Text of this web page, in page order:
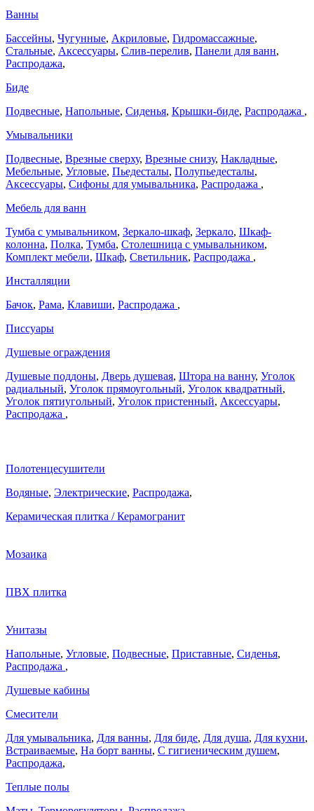
Ванны
Бассейны, Чугунные, Акриловые, Гидромассажные,
Стальные, Аксессуары, Слив-перелив, Панели для ванн,
Распродажа,
Биде
Подвесные, Напольные, Сиденья, Крышки-биде, Распродажа ,
Умывальники
Подвесные, Врезные сверху, Врезные снизу, Накладные,
Мебельные, Угловые, Пьедесталы, Полупьедесталы,
Аксессуары, Сифоны для умывальника, Распродажа ,
Мебель для ванн
Тумба с умывальником, Зеркало-шкаф, Зеркало, Шкаф-
колонна, Полка, Тумба, Столешница с умывальником,
Комплект мебели, Шкаф, Светильник, Распродажа ,
Инсталляции
Бачок, Рама, Клавиши, Распродажа ,
Писсуары
Душевые ограждения
Душевые поддоны, Дверь душевая, Штора на ванну, Уголок
радиальный, Уголок прямоугольный, Уголок квадратный,
Уголок пятиугольный, Уголок пристенный, Аксессуары,
Распродажа ,
Полотенцесушители
Водяные, Электрические, Распродажа,
Керамическая плитка / Керамогранит
Мозаика
ПВХ плитка
Унитазы
Напольные, Угловые, Подвесные, Приставные, Сиденья,
Распродажа ,
Душевые кабины
Смесители
Для умывальника, Для ванны, Для биде, Для душа, Для кухни,
Встраиваемые, На борт ванны, C гигиеническим душем,
Распродажа,
Теплые полы